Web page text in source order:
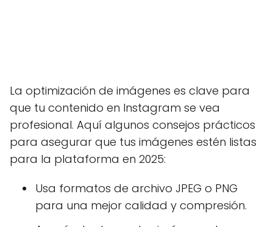
La optimización de imágenes es clave para
que tu contenido en Instagram se vea
profesional. Aquí algunos consejos prácticos
para asegurar que tus imágenes estén listas
para la plataforma en 2025:
Usa formatos de archivo JPEG o PNG
para una mejor calidad y compresión.